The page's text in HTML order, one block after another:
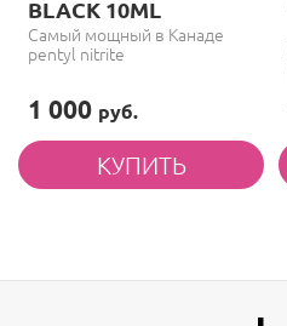
BLACK 10ML
Самый мощный в Канаде
pentyl nitrite
1 000 руб.